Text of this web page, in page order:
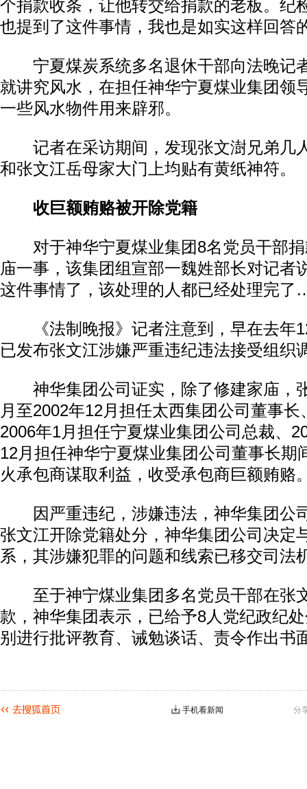
个捐款收条，让他转交给捐款的老板。纪
也提到了这件事情，我也是如实这样回答
宁夏煤炭系统多名退休干部向法晚记
就讲究风水，在担任神华宁夏煤业集团领
一些风水物件用来辟邪。
记者在采访期间，发现张文澍兄弟几
和张文江岳母家大门上均贴有黄纸神符。
收巨额贿赂被开除党籍
对于神华宁夏煤业集团8名党员干部捐
庙一事，该集团组宣部一魏姓部长对记者
这件事情了，该处理的人都已经处理完
《法制晚报》记者注意到，早在去年
已发布张文江涉嫌严重违纪违法接受组织
神华集团公司证实，除了修建家庙，
月至2002年12月担任太西集团公司董事长
2006年1月担任宁夏煤业集团公司总裁、
12月担任神华宁夏煤业集团公司董事长期
火承包商谋取利益，收受承包商巨额贿赂
因严重违纪，涉嫌违法，神华集团公
张文江开除党籍处分，神华集团公司决定
系，其涉嫌犯罪的问题和线索已移交司法
至于神宁煤业集团多名党员干部在张
款，神华集团表示，已给予8人党纪政纪
别进行批评教育、诫勉谈话、责令作出书
分
手机看新闻